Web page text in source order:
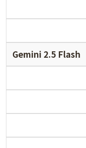
Gemini 2.5 Flash